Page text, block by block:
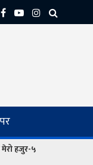
हजुर-५